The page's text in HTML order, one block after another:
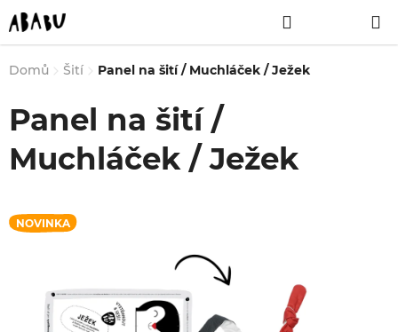
Přejít
na
obsah
NÁKUPNÍ
KOŠÍK
Domů
Šití Panel na šití / Muchláček / Ježek
Panel na šití /
Muchláček / Ježek
NOVINKA